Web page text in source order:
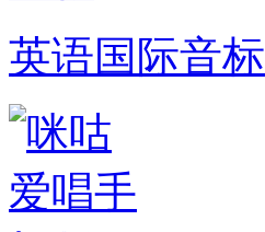
英语国际音标